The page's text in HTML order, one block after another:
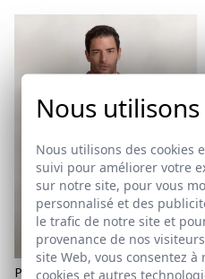
PULL DEMI-ZIPPÉ
Nous
Nous utilisons des cookies
suivi pour améliorer votre
sur notre site, pour vous
personnalisé et des
le trafic de notre site et
provenance de nos
site Web, vous consentez
cookies et autres